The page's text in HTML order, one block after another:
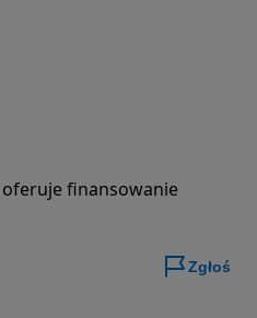
finansowanie
Zgłoś